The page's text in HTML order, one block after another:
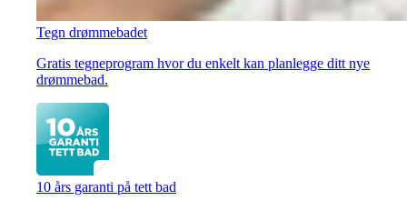
Tegn drømmebadet
Gratis tegneprogram hvor du enkelt kan planlegge ditt nye
drømmebad.
10 års garanti på tett bad